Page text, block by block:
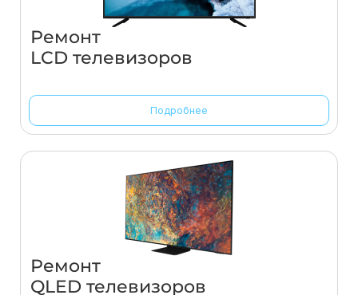
Ремонт
LCD телевизоров
Подробнее
Ремонт
QLED телевизоров